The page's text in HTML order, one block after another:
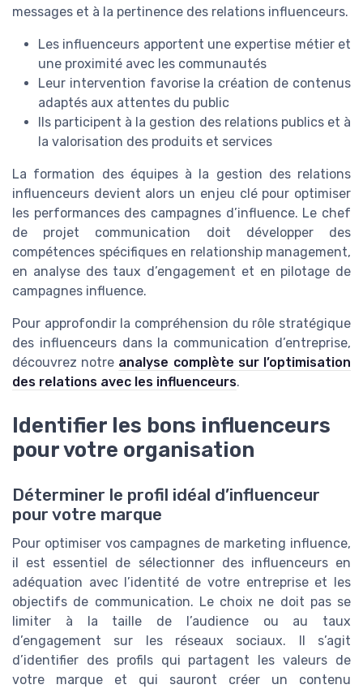
messages et à la pertinence des relations influenceurs.
Les influenceurs apportent une expertise métier et
une proximité avec les communautés
Leur intervention favorise la création de contenus
adaptés aux attentes du public
Ils participent à la gestion des relations publics et à
la valorisation des produits et services
La formation des équipes à la gestion des relations
influenceurs devient alors un enjeu clé pour optimiser
les performances des campagnes d’influence. Le chef
de projet communication doit développer des
compétences spécifiques en relationship management,
en analyse des taux d’engagement et en pilotage de
campagnes influence.
Pour approfondir la compréhension du rôle stratégique
des influenceurs dans la communication d’entreprise,
découvrez notre analyse complète sur l’optimisation
des relations avec les influenceurs.
Identifier les bons influenceurs
pour votre organisation
Déterminer le profil idéal d’influenceur
pour votre marque
Pour optimiser vos campagnes de marketing influence,
il est essentiel de sélectionner des influenceurs en
adéquation avec l’identité de votre entreprise et les
objectifs de communication. Le choix ne doit pas se
limiter à la taille de l’audience ou au taux
d’engagement sur les réseaux sociaux. Il s’agit
d’identifier des profils qui partagent les valeurs de
votre marque et qui sauront créer un contenu